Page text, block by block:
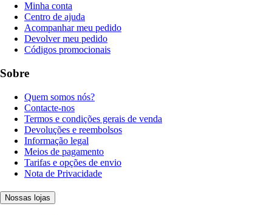
Minha conta
Centro de ajuda
Acompanhar meu pedido
Devolver meu pedido
Códigos promocionais
Sobre
Quem somos nós?
Contacte-nos
Termos e condições gerais de venda
Devoluções e reembolsos
Informação legal
Meios de pagamento
Tarifas e opções de envio
Nota de Privacidade
Nossas lojas